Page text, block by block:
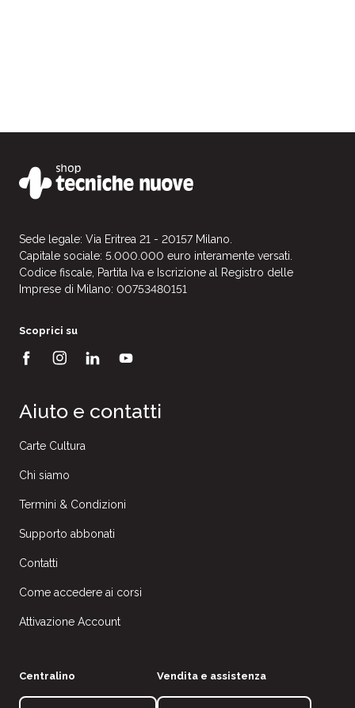
Sede legale: Via Eritrea 21 - 20157 Milano.
Capitale sociale: 5.000.000 euro interamente versati.
Codice fiscale, Partita Iva e Iscrizione al Registro delle
Imprese di Milano: 00753480151
Scoprici su
Aiuto e contatti
Carte Cultura
Chi siamo
Termini & Condizioni
Supporto abbonati
Contatti
Come accedere ai corsi
Attivazione Account
Centralino Vendita e assistenza